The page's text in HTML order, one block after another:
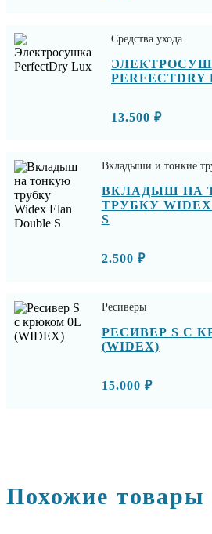
Средства ухода
PERFECTDRY
13.500 ₽
Вкладыши и тонкие
ВКЛАДЫШ НА
ТРУБКУ WIDEX
S
2.500 ₽
Ресиверы
РЕСИВЕР S С
(WIDEX)
15.000 ₽
Похожие товары